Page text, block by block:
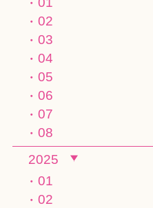
02
03
04
05
06
07
08
2025
01
02